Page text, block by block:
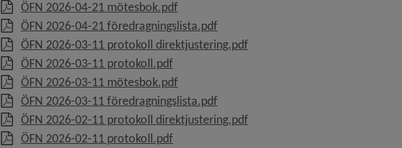
och grundskolenämnden
och vuxenutbildningsnämnden
och familjenämnden
nämnden
ÖFN 2026-04-21 mötesbok.pdf, 7.9 MB, öppnas i nytt fönster.
ÖFN 2026-04-21 föredragningslista.pdf, 256.5 kB, öppnas i nytt fönster.
ÖFN 2026-03-11 protokoll direktjustering.pdf, 220.1 kB, öppnas i nytt fönster.
ÖFN 2026-03-11 protokoll.pdf, 390.7 kB, öppnas i nytt fönster.
ÖFN 2026-03-11 mötesbok.pdf, 2.7 MB, öppnas i nytt fönster.
ÖFN 2026-03-11 föredragningslista.pdf, 180.2 kB, öppnas i nytt fönster.
ÖFN 2026-02-11 protokoll direktjustering.pdf, 224.4 kB, öppnas i nytt fönster.
ÖFN 2026-02-11 protokoll.pdf, 414.7 kB, öppnas i nytt fönster.